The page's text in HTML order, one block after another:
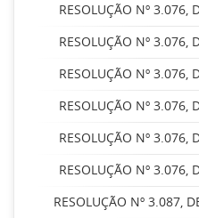
RESOLUÇÃO Nº 3.076,
RESOLUÇÃO Nº 3.076,
RESOLUÇÃO Nº 3.076,
RESOLUÇÃO Nº 3.076,
RESOLUÇÃO Nº 3.076,
RESOLUÇÃO Nº 3.076,
RESOLUÇÃO Nº 3.087,